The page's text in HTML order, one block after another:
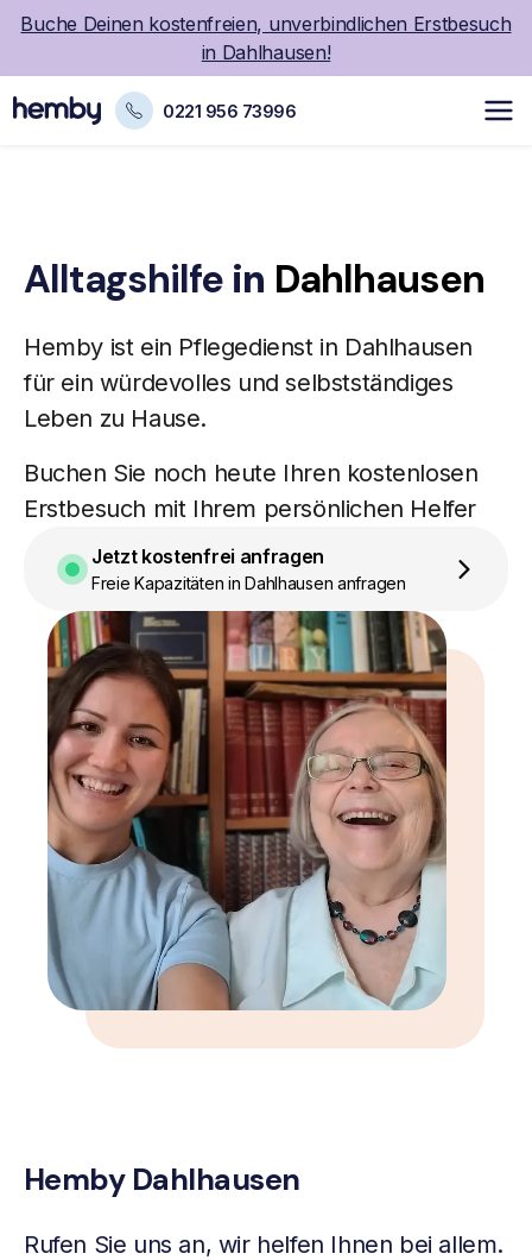
Buche Deinen kostenfreien, unverbindlichen Erstbesuch
in Dahlhausen!
0221 956 73996
Alltagshilfe in Dahlhausen
Hemby ist ein Pflegedienstin Dahlhausen
für ein würdevolles und selbstständiges
Leben zu Hause.
Buchen Sie noch heute Ihren kostenlosen
Erstbesuch mit Ihrem persönlichen Helfer
Jetzt kostenfrei anfragen
Freie Kapazitäten in Dahlhausen anfragen
Hemby Dahlhausen
Rufen Sie uns an, wir helfen Ihnen bei allem.